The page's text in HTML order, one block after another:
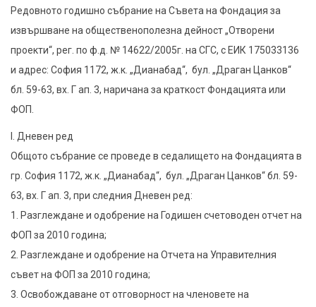
Редовното годишно събрание на Съвета на Фондация ‬за
извършване на общественополезна дейност‭ ‬„Отворени
проекти‭“‬, ‭‬рег.‭ ‬по ф.д.‭ № ‬14622/2005г.‭ ‬на СГС,‭ ‬с ЕИК ‬175033136‭
‬и адрес:‭ ‬София‭ ‬1172,‭ ‬ж.к.‭ „‬Дианабад‭“‬,‭ ‬ бул.‭ „‬Драган Цанков‭“
‬бл.‭ ‬59-63,‭ ‬вх.‭ ‬Г ап.‭ ‬3, наричана за краткост Фондацията или
ФОП.
I. Дневен ред
Общото събрание се проведе в седалището на Фондацията в
гр. София‭ ‬1172,‭ ‬ж.к.‭ „‬Дианабад‭“‬,‭ ‬ бул.‭ „‬Драган Цанков‭“ ‬бл.‭ ‬59-
63,‭ ‬вх.‭ ‬Г ап.‭ ‬3, при следния Дневен ред:
1. Разглеждане и одобрение на Годишен счетоводен отчет на
ФОП за 2010 година;
2. Разглеждане и одобрение на Отчета на Управителния
съвет на ФОП за 2010 година;
3. Освобождаване от отговорност на членовете на